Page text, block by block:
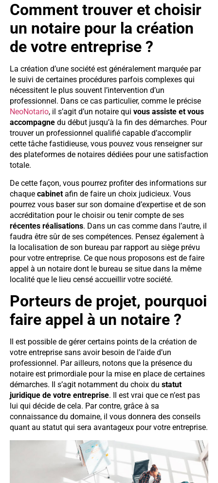
Comment trouver et choisir
un notaire pour la création
de votre entreprise ?
La création d’une société est généralement marquée par
le suivi de certaines procédures parfois complexes qui
nécessitent le plus souvent l’intervention d’un
professionnel. Dans ce cas particulier, comme le précise
NeoNotario, il s’agit d’un notaire qui vous assiste et vous
accompagne du début jusqu’à la fin des démarches. Pour
trouver un professionnel qualifié capable d’accomplir
cette tâche fastidieuse, vous pouvez vous renseigner sur
des plateformes de notaires dédiées pour une satisfaction
totale.
De cette façon, vous pourrez profiter des informations sur
chaque cabinet afin de faire un choix judicieux. Vous
pourrez vous baser sur son domaine d’expertise et de son
accréditation pour le choisir ou tenir compte de ses
récentes réalisations. Dans un cas comme dans l’autre, il
faudra être sûr de ses compétences. Pensez également à
la localisation de son bureau par rapport au siège prévu
pour votre entreprise. Ce que nous proposons est de faire
appel à un notaire dont le bureau se situe dans la même
localité que le lieu censé accueillir votre société.
Porteurs de projet, pourquoi
faire appel à un notaire ?
Il est possible de gérer certains points de la création de
votre entreprise sans avoir besoin de l’aide d’un
professionnel. Par ailleurs, notons que la présence du
notaire est primordiale pour la mise en place de certaines
démarches. Il s’agit notamment du choix du statut
juridique de votre entreprise. Il est vrai que ce n’est pas
lui qui décide de cela. Par contre, grâce à sa
connaissance du domaine, il vous donnera des conseils
quant au statut qui sera avantageux pour votre entreprise.